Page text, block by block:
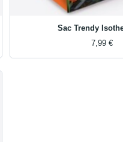
Sac Trendy
7,99 €